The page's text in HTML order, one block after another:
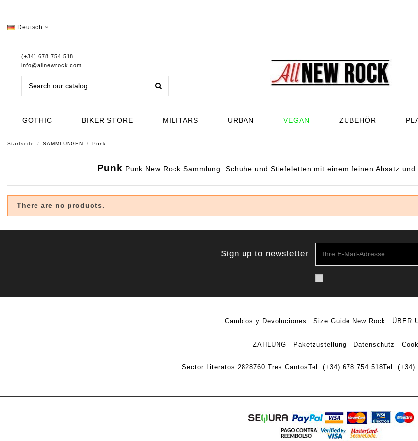
Deutsch
(+34) 678 754 518
info@allnewrock.com
GOTHIC BIKER STORE MILITARS URBAN VEGAN ZUBEHÖR
Startseite SAMMLUNGEN Punk
Punk Punk New Rock Sammlung. Schuhe und Stiefeletten mit einem feinen Absatz
There are no products.
Sign up to newsletter
Cambios y Devoluciones Size Guide New Rock ÜBER
ZAHLUNG Paketzustellung Datenschutz
Sector Literatos 2828760 Tres CantosTel: (+34) 678 754 518Tel: (+34)